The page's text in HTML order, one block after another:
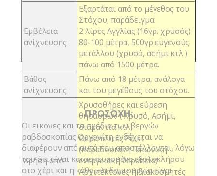
Εμβέλεια
ανίχνευσης
Εξαρτάται από το μέγεθος του
Στόχου, παράδειγμα:
2 λίρες Αγγλίας (16γρ. χρυσός)
80-100 μέτρα, 500γρ ευγενούς
μετάλλου (χρυσό, ασήμι κτλ )
πάνω από 1500 μέτρα.
Βάθος
ανίχνευσης
Πάνω από 18 μέτρα, ανάλογα
και του μεγέθους του στόχου.
Χρήση από:
Χρυσοθήρες και εύρεση
θησαυρών ( Χρυσό, Ασήμι,
διαμάντια κτλ)
Θεραπευτές Ρέικι
(παραδοσιακή Ιαπωνική
ενεργειακή θεραπεία)
Αρχιτέκτονες ή διακοσμητές
ΠΡΟΣΟΧΗ:
Οι εικόνες και τα σχέδια των βεργών
ραβδοσκοπίας Οργονίτη ενδέχεται να
διαφέρουν από αυτά που αποστέλλονται, λόγω
του ότι είναι κατασκευασμένα εξολοκλήρου
στο χέρι και η κάθε μία δημιουργία είναι